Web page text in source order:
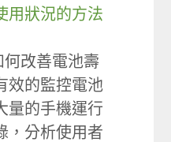
用狀況的方法
改善電池壽
效的監控電池
量的手機運行
，分析使用者